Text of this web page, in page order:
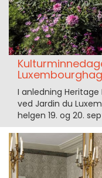
I anledning Heritage
ved Jardin du
helgen 19. og 20.